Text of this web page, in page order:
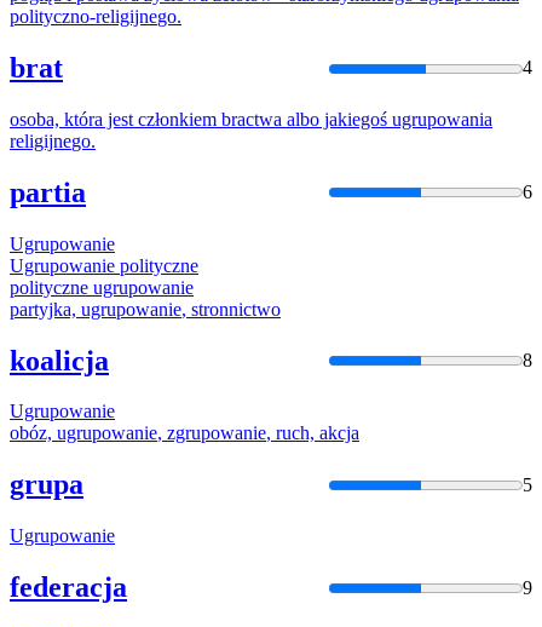
polityczno-religijnego.
brat 4
osoba, która jest członkiem bractwa albo jakiegoś ugrupowania
religijnego.
partia 6
Ugrupowanie
Ugrupowanie polityczne
polityczne ugrupowanie
partyjka, ugrupowanie, stronnictwo
koalicja 8
Ugrupowanie
obóz, ugrupowanie, zgrupowanie, ruch, akcja
grupa 5
Ugrupowanie
federacja 9